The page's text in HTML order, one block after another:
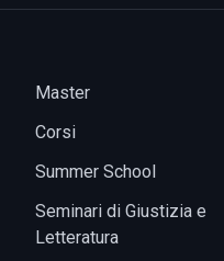
Master
Corsi
Summer School
Seminari di Giustizia e
Letteratura